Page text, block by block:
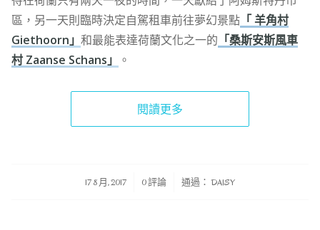
區，另一天則臨時決定自駕租車前往夢幻景點「 羊角村
Giethoorn」 和最能表達荷蘭文化之一的 「桑斯安斯風車
村 Zaanse Schans」
。
閱讀更多
17 8 月, 2017
/ 0 評論 通過： DAISY